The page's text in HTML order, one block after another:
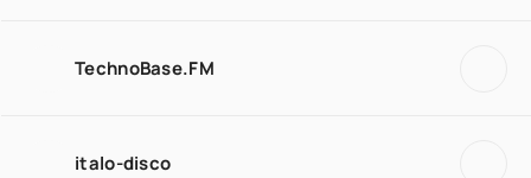
TechnoBase.FM
italo-disco